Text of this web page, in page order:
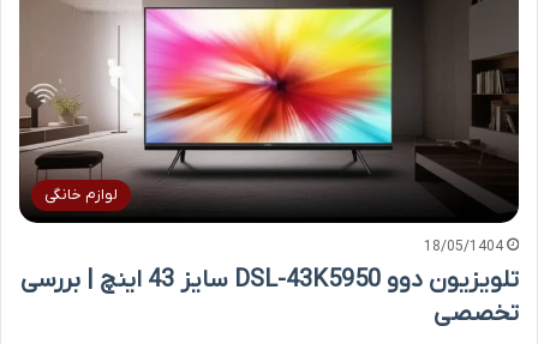
لوازم خانگی
18/05/1404
تلویزیون دوو DSL-43K5950 سایز 43 اینچ | بررسی
تخصصی